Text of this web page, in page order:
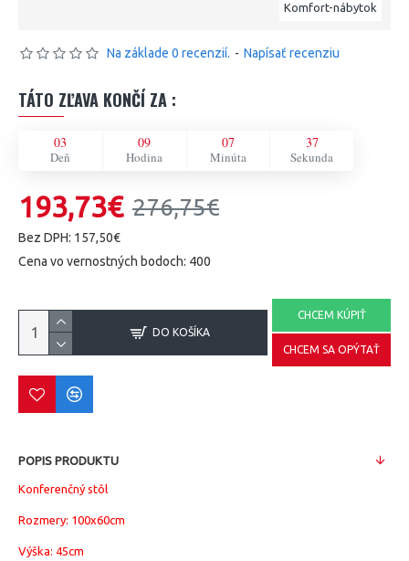
Komfort-nábytok
Na základe 0 recenzií. - Napísať recenziu
TÁTO ZĽAVA KONČÍ ZA :
03
Deň
09
Hodina
07
Minúta
37
Sekunda
193,73€ 276,75€
Bez DPH: 157,50€
Cena vo vernostných bodoch: 400
DO KOŠÍKA
CHCEM KÚPIŤ
CHCEM SA OPÝTAŤ
POPIS PRODUKTU
Konferenčný stôl
Rozmery: 100x60cm
Výška: 45cm